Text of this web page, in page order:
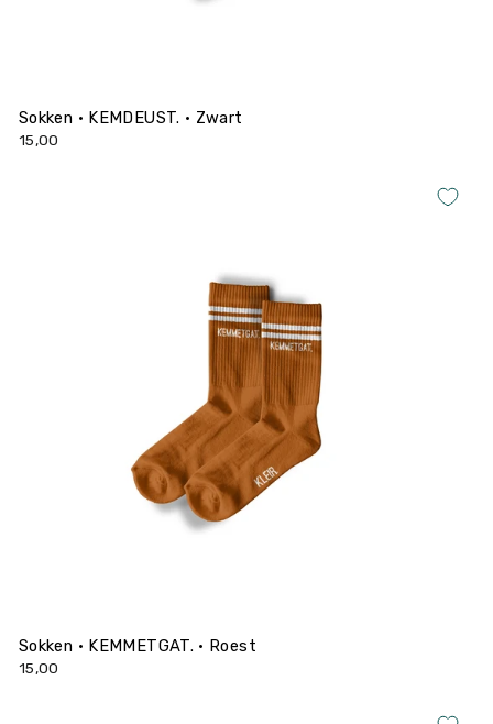
Sokken • KEMDEUST. • Zwart
15,00
Sokken • KEMMETGAT. • Roest
15,00